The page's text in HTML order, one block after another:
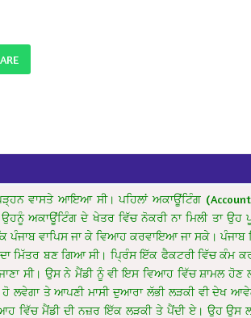
ਵਾਸਤੇ ਆਇਆ ਸੀ। ਪਹਿਲਾਂ ਅਕਾਊਂਟਿੰਗ
ਅਕਾਊਂਟਿੰਗ ਦੇ ਖੇਤਰ ਵਿੱਚ ਨੋਕਰੀ ਨਾ ਮਿਲੀ ਤਾ ਉਹ
ਪੰਜਾਬ ਵਾਪਿਸ ਜਾ ਕੇ ਵਿਆਹ ਕਰਵਾਇਆ ਜਾ ਸਕੇ। ਪੰਜਾਬ
ਮਿੱਤਰ ਬਣ ਗਿਆ ਸੀ। ਪ੍ਰਿੰਸ ਇੱਕ ਫੈਕਟਰੀ ਵਿੱਚ ਕੰਮ
ਸੀ। ਉਸ ਨੇ ਮੈਂਡੀ ਨੂੰ ਵੀ ਇਸ ਵਿਆਹ ਵਿੱਚ ਸ਼ਾਮਲ ਹੋਣ
ਤੇ ਆਪਣੀ ਮਾਸੀ ਦੁਆਰਾ ਲੱਭੀ ਲੜਕੀ ਵੀ ਦੇਖ
ਵਿੱਚ ਮੈਂਡੀ ਦੀ ਨਜ਼ਰ ਇੱਕ ਲੜਕੀ ਤੇ ਪੈਂਦੀ ਏ। ਉਹ ਉਸ